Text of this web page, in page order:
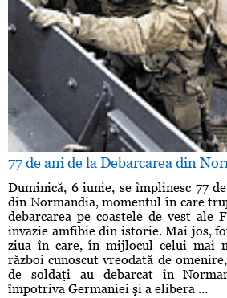
77 de ani de la Debarcarea din
Duminică, 6 iunie, se împlinesc 77
din Normandia, momentul în care
debarcarea pe coastele de vest ale
invazie amfibie din istorie. Mai jos,
ziua în care, în mijlocul celui mai
război cunoscut vreodată de
de soldaţi au debarcat în
împotriva Germaniei şi a elibera ...